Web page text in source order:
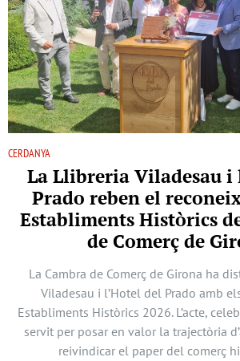
CERDANYA
La Llibreria Viladesau i
Prado reben el
Establiments Històrics
de Comerç de
La Cambra de Comerç de Girona ha
Viladesau i l’Hotel del Prado amb
Establiments Històrics 2026. L’acte,
servit per posar en valor la trajectòria
reivindicar el paper del comerç